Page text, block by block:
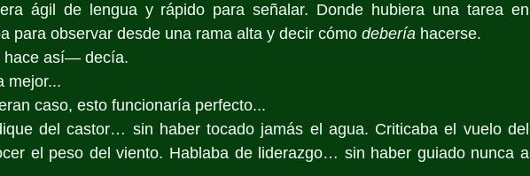
ágil de lengua y rápido para señalar. Donde hubiera una tarea en
para observar desde una rama alta y decir cómo debería hacerse.
hace así— decía.
mejor...
caso, esto funcionaría perfecto...
del castor… sin haber tocado jamás el agua. Criticaba el vuelo del
el peso del viento. Hablaba de liderazgo… sin haber guiado nunca a